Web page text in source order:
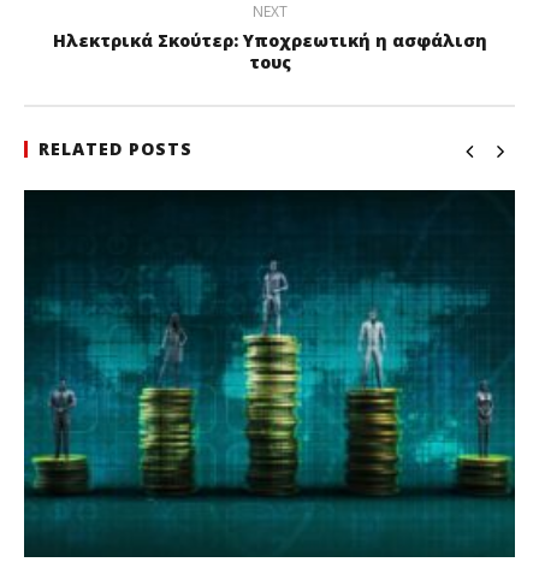
NEXT
Ηλεκτρικά Σκούτερ: Υποχρεωτική η ασφάλιση
τους
RELATED POSTS